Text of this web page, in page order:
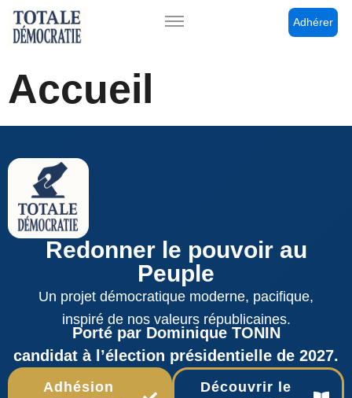
Adhérer
Accueil
Redonner le pouvoir au
Peuple
Un projet démocratique moderne, pacifique,
inspiré de nos valeurs républicaines.
Porté par Dominique TONIN
candidat à l’élection présidentielle de 2027.
Adhésion
Découvrir le